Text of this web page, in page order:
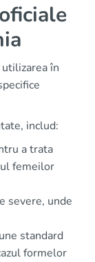
în
includ:
a trata
femeilor
severe, unde
standard
formelor